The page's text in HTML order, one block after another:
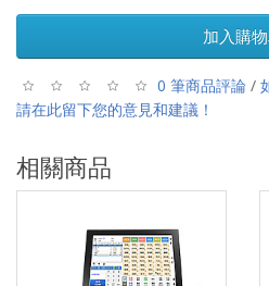
加入購
0 筆商品評論 /
請在此留下您的意見和建議！
相關商品